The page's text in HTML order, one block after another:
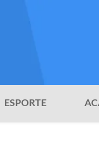
ESPORTE